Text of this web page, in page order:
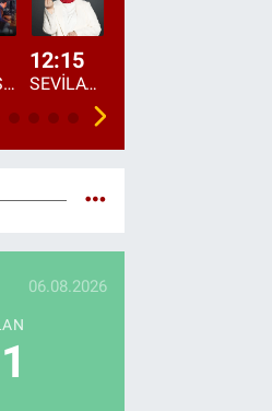
BELGESEL: "ÜLKE'NİN ALIN TERİ"
12:15
SEVİLAY SUNGUR İLE ELİMİN BEREKETİ
06.08.2026